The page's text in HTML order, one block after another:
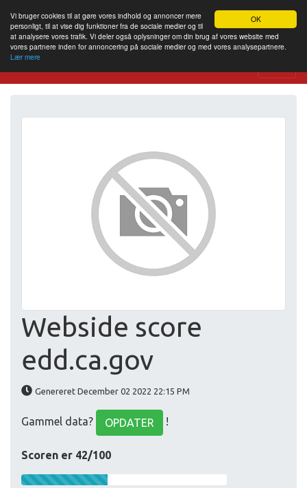
OK
Vi bruger cookies til at gøre vores indhold og annoncer mere
personligt, til at vise dig funktioner fra de sociale medier og til
at analysere vores trafik. Vi deler også oplysninger om din brug af vores website med
vores partnere inden for annoncering på sociale medier og med vores analysepartnere.
Lær mere
Website Review
Webside score
edd.ca.gov
Genereret December 02 2022 22:15 PM
Gammel data? OPDATER !
Scoren er 42/100